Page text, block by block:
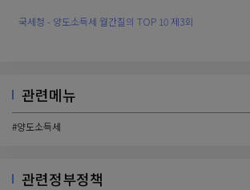
국세청 - 양도소득세 월간질의 TOP 10 제3회
관련메뉴
#양도소득세
관련정부정책